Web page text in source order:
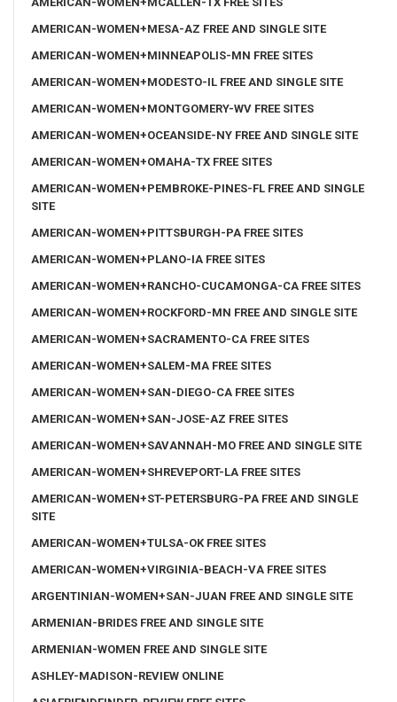
AMERICAN-WOMEN+MESA-AZ FREE AND SINGLE SITE
AMERICAN-WOMEN+MINNEAPOLIS-MN FREE SITES
AMERICAN-WOMEN+MODESTO-IL FREE AND SINGLE SITE
AMERICAN-WOMEN+MONTGOMERY-WV FREE SITES
AMERICAN-WOMEN+OCEANSIDE-NY FREE AND SINGLE SITE
AMERICAN-WOMEN+OMAHA-TX FREE SITES
AMERICAN-WOMEN+PEMBROKE-PINES-FL FREE AND SINGLE
SITE
AMERICAN-WOMEN+PITTSBURGH-PA FREE SITES
AMERICAN-WOMEN+PLANO-IA FREE SITES
AMERICAN-WOMEN+RANCHO-CUCAMONGA-CA FREE SITES
AMERICAN-WOMEN+ROCKFORD-MN FREE AND SINGLE SITE
AMERICAN-WOMEN+SACRAMENTO-CA FREE SITES
AMERICAN-WOMEN+SALEM-MA FREE SITES
AMERICAN-WOMEN+SAN-DIEGO-CA FREE SITES
AMERICAN-WOMEN+SAN-JOSE-AZ FREE SITES
AMERICAN-WOMEN+SAVANNAH-MO FREE AND SINGLE SITE
AMERICAN-WOMEN+SHREVEPORT-LA FREE SITES
AMERICAN-WOMEN+ST-PETERSBURG-PA FREE AND SINGLE
SITE
AMERICAN-WOMEN+TULSA-OK FREE SITES
AMERICAN-WOMEN+VIRGINIA-BEACH-VA FREE SITES
ARGENTINIAN-WOMEN+SAN-JUAN FREE AND SINGLE SITE
ARMENIAN-BRIDES FREE AND SINGLE SITE
ARMENIAN-WOMEN FREE AND SINGLE SITE
ASHLEY-MADISON-REVIEW ONLINE